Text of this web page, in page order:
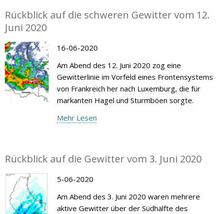
Rückblick auf die schweren Gewitter vom 12.
Juni 2020
16-06-2020
Am Abend des 12. Juni 2020 zog eine
Gewitterlinie im Vorfeld eines Frontensystems
von Frankreich her nach Luxemburg, die für
markanten Hagel und Sturmböen sorgte.
Mehr Lesen
Rückblick auf die Gewitter vom 3. Juni 2020
5-06-2020
Am Abend des 3. Juni 2020 waren mehrere
aktive Gewitter über der Südhälfte des